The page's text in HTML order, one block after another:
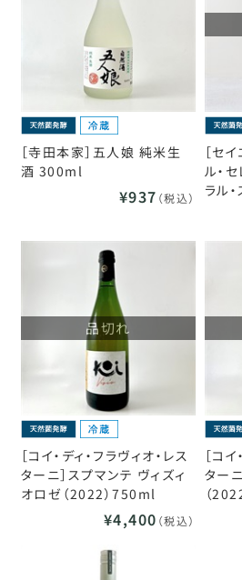
［寺田本家］五人娘 純米生
酒 300ml
¥937 （税込）
［セ
ル・
ラル
品切れ
［コイ・ディ・フラヴィオ・レス
ターニ］スプマンテ ヴィズィ
オロゼ（2022）750ml
¥4,400 （税込）
［コ
ター
（